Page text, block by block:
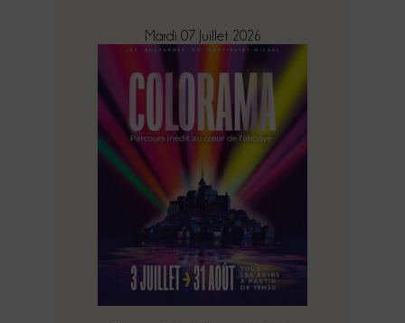
Mardi 07 Juillet 2026